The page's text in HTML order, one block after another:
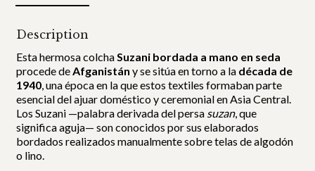
Description
Esta hermosa colchaSuzani bordada a mano en seda
procede deAfganistán y se sitúa en torno a la década de
1940, una época en la que estos textiles formaban parte
esencial del ajuar doméstico y ceremonial en Asia Central.
Los Suzani —palabra derivada del persa suzan, que
significa aguja— son conocidos por sus elaborados
bordados realizados manualmente sobre telas de algodón
o lino.